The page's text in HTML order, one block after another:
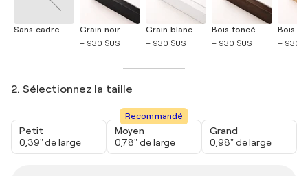
Sans cadre
Grain noir
+ 930 $US
Grain blanc
+ 930 $US
Bois foncé
+ 930 $US
Bois
+ 930
2. Sélectionnez la taille
Petit
0,39" de large
Recommandé
Moyen
0,78" de large
Grand
0,98" de large